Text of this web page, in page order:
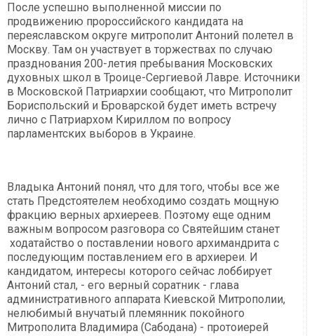
После успешно выполненной миссии по
продвижению пророссийского кандидата на
переяславском округе митрополит Антоний полетел в
Москву. Там он участвует в торжествах по случаю
празднования 200-летия пребывания Московских
духовных школ в Троице-Сергиевой Лавре. Источники
в Московской Патриархии сообщают, что Митрополит
Бориспольский и Броварской будет иметь встречу
лично с Патриархом Кириллом по вопросу
парламентских выборов в Украине.
Владыка Антоний понял, что для того, чтобы все же
стать Предстоятелем необходимо создать мощную
фракцию верных архиереев. Поэтому еще одним
важным вопросом разговора со Святейшим станет
ходатайство о поставлении нового архимандрита с
последующим поставлением его в архиереи. И
кандидатом, интересы которого сейчас лоббирует
Антоний стал, - его верный соратник - глава
административного аппарата Киевской Митрополии,
нелюбимый внучатый племянник покойного
Митрополита Владимира (Сабодана) - протоиерей